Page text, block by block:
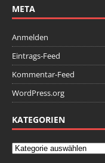
META
Anmelden
Eintrags-Feed
Kommentar-Feed
WordPress.org
KATEGORIEN